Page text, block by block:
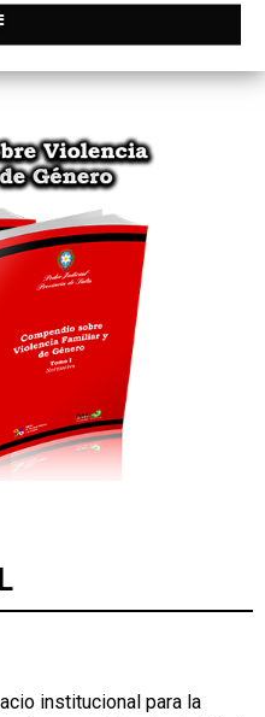
institucional para la